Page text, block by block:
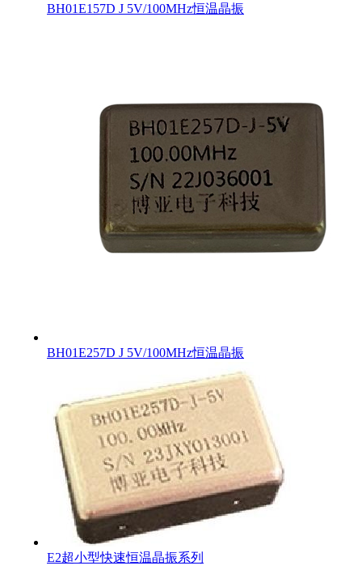
BH01E157D J 5V/100MHz恒温晶振
BH01E257D J 5V/100MHz恒温晶振
E2超小型快速恒温晶振系列